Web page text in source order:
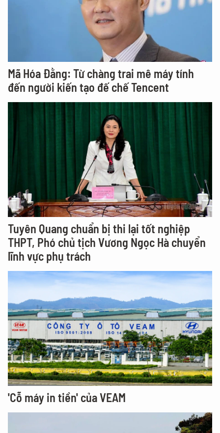
Mã Hóa Đằng: Từ chàng trai mê máy tính
đến người kiến tạo đế chế Tencent
Tuyên Quang chuẩn bị thi lại tốt nghiệp
THPT, Phó chủ tịch Vương Ngọc Hà chuyển
lĩnh vực phụ trách
'Cỗ máy in tiền' của VEAM